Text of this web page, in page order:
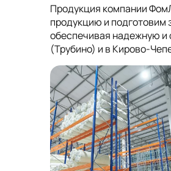
Продукция компании
продукцию и подготовим
обеспечивая надежную и
(Трубино) и в Кирово-